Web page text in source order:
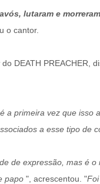
lutaram e
o cantor.
DEATH PREACHER,
a primeira vez que isso
a esse tipo de
de expressão, mas é o
papo ", acrescentou. "